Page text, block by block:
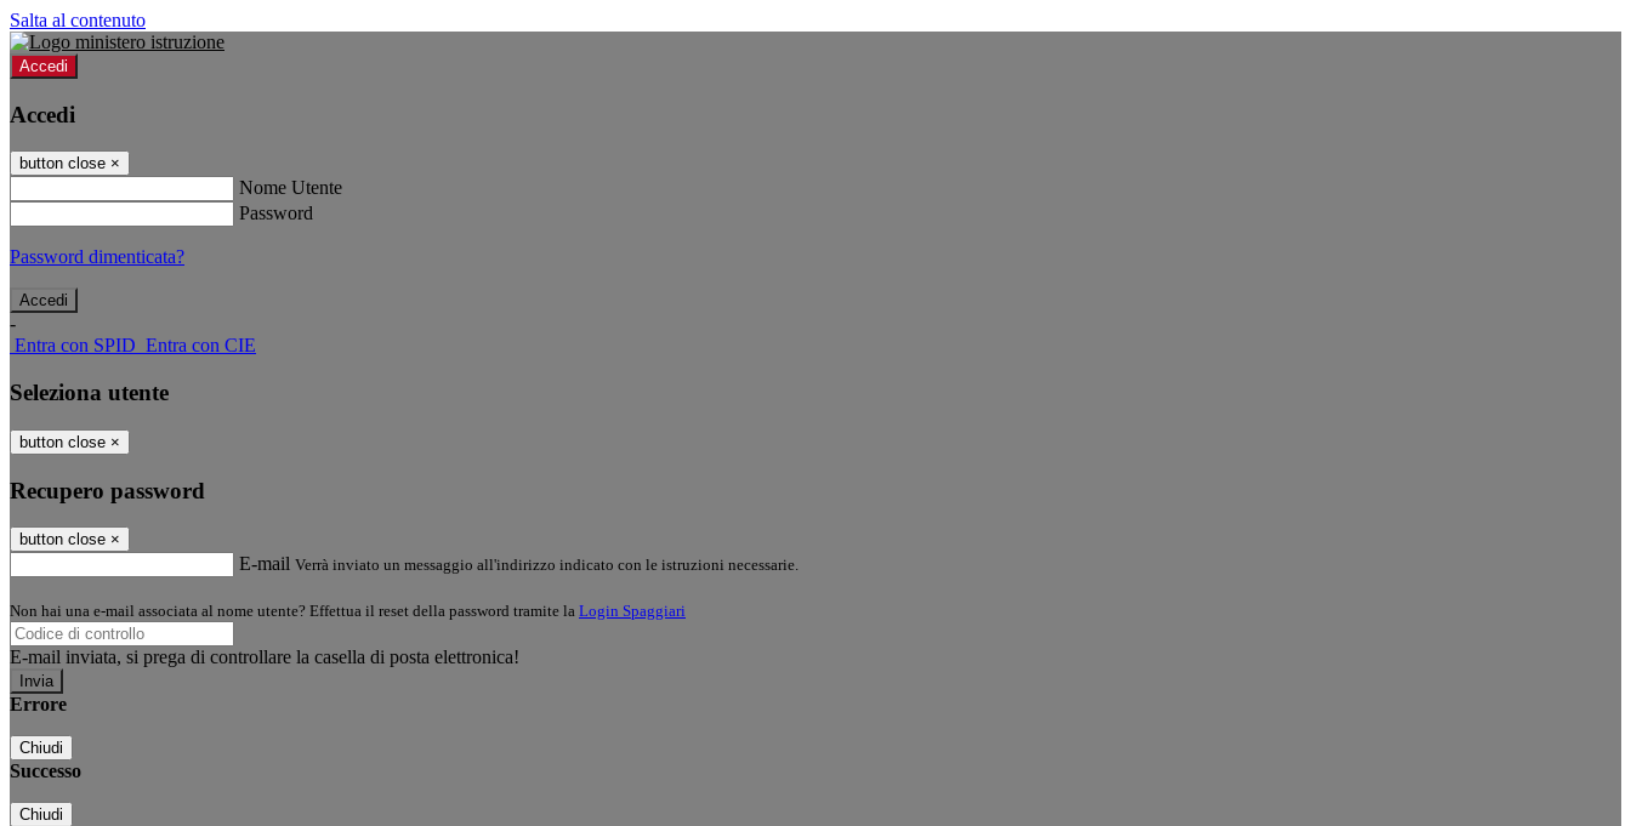
Salta al contenuto
Accedi
Accedi
button close ×
Nome Utente
Password
Password dimenticata?
-
Entra con SPID Entra con CIE
Seleziona utente
button close ×
Recupero password
button close ×
E-mail Verrà inviato un messaggio all'indirizzo indicato con le istruzioni necessarie.
Non hai una e-mail associata al nome utente? Effettua il reset della password tramite la Login Spaggiari
E-mail inviata, si prega di controllare la casella di posta elettronica!
Errore
Chiudi
Successo
Chiudi